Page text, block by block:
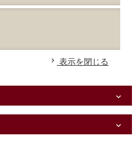
chevron_right 表示を閉じる
expand_more
expand_more